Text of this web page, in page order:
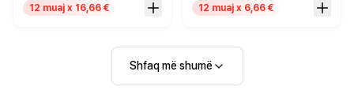
/ Hiri
12 muaj x 16,66 €
12 muaj x 6,66 €
Shfaq më shumë